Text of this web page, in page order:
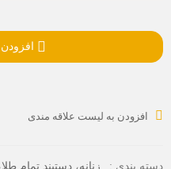
افزودن به لیست علاقه مندی
دسته بندی : زنانه، دستبند تمام طلا